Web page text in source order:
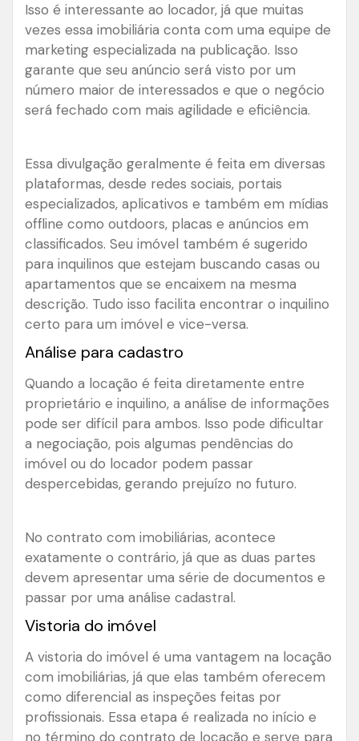
Isso é interessante ao locador, já que muitas
vezes essa imobiliária conta com uma equipe de
marketing especializada na publicação. Isso
garante que seu anúncio será visto por um
número maior de interessados e que o negócio
será fechado com mais agilidade e eficiência.
Essa divulgação geralmente é feita em diversas
plataformas, desde redes sociais, portais
especializados, aplicativos e também em mídias
offline como outdoors, placas e anúncios em
classificados. Seu imóvel também é sugerido
para inquilinos que estejam buscando casas ou
apartamentos que se encaixem na mesma
descrição. Tudo isso facilita encontrar o inquilino
certo para um imóvel e vice-versa.
Análise para cadastro
Quando a locação é feita diretamente entre
proprietário e inquilino, a análise de informações
pode ser difícil para ambos. Isso pode dificultar
a negociação, pois algumas pendências do
imóvel ou do locador podem passar
despercebidas, gerando prejuízo no futuro.
No contrato com imobiliárias, acontece
exatamente o contrário, já que as duas partes
devem apresentar uma série de documentos e
passar por uma análise cadastral.
Vistoria do imóvel
A vistoria do imóvel é uma vantagem na locação
com imobiliárias, já que elas também oferecem
como diferencial as inspeções feitas por
profissionais. Essa etapa é realizada no início e
no término do contrato de locação e serve para